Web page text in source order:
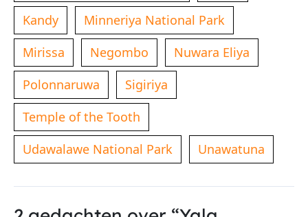
Kandy
Minneriya National Park
Mirissa
Negombo
Nuwara Eliya
Polonnaruwa
Sigiriya
Temple of the Tooth
Udawalawe National Park
Unawatuna